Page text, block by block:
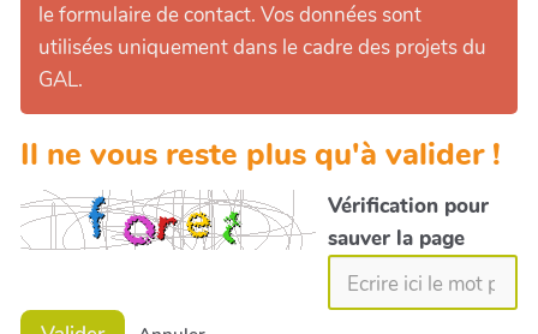
le formulaire de contact. Vos données sont
utilisées uniquement dans le cadre des projets du
GAL.
Il ne vous reste plus qu'à valider !
Vérification pour
sauver la page